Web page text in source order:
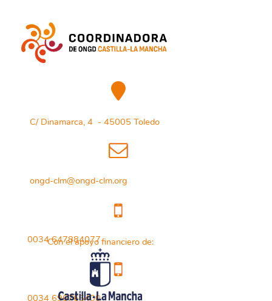
C/ Dinamarca, 4 - 45005 Toledo
ongd-clm@ongd-clm.org
0034 647884077
0034 696765400
Con el apoyo financiero de: